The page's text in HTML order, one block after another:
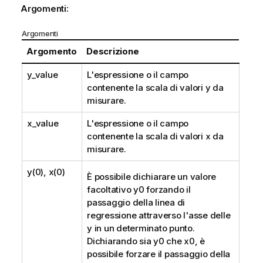
Argomenti:
Argomenti
Argomento Descrizione
y_value
L'espressione o il campo
contenente la scala di valori yda
misurare.
x_value
L'espressione o il campo
contenente la scala di valori x da
misurare.
y(0), x(0)
È possibile dichiarare un valore
facoltativoy0 forzando il
passaggio della linea di
regressione attraverso l'asse delle
y in un determinato punto.
Dichiarando sia y0 che x0, è
possibile forzare il passaggio della